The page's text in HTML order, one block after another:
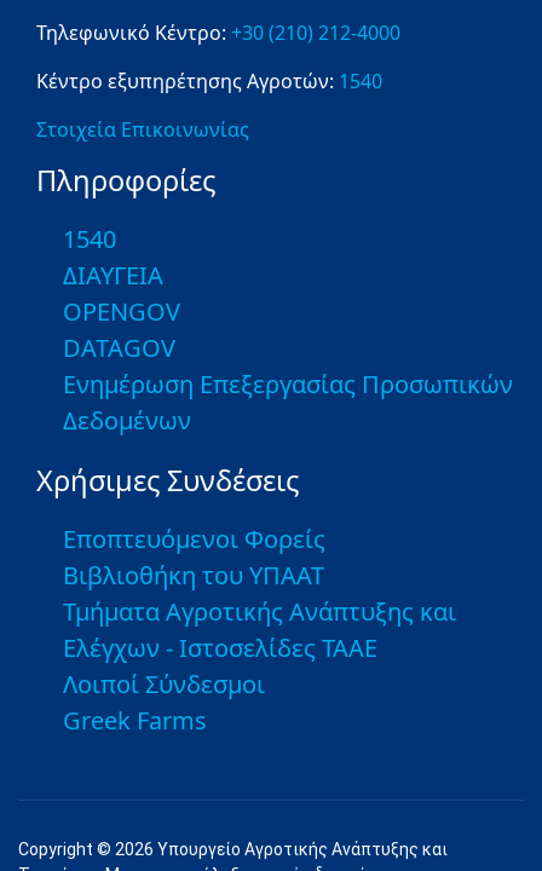
Τηλεφωνικό Κέντρο: +30 (210) 212-4000
Κέντρο εξυπηρέτησης Αγροτών: 1540
Στοιχεία Επικοινωνίας
Πληροφορίες
1540
ΔΙΑΥΓΕΙΑ
OPENGOV
DATAGOV
Ενημέρωση Επεξεργασίας Προσωπικών
Δεδομένων
Χρήσιμες Συνδέσεις
Εποπτευόμενοι Φορείς
Βιβλιοθήκη του ΥΠΑΑΤ
Τμήματα Αγροτικής Ανάπτυξης και
Ελέγχων - Ιστοσελίδες ΤΑΑΕ
Λοιποί Σύνδεσμοι
Greek Farms
Copyright © 2026 Υπουργείο Αγροτικής Ανάπτυξης και